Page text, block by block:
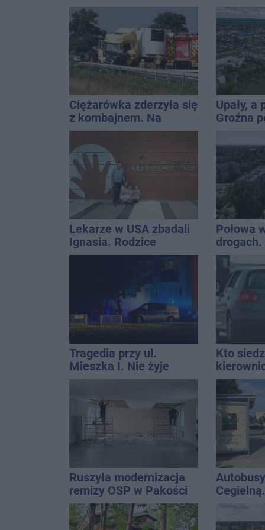
Znamy
Ciężarówka zderzyła się
z kombajnem. Na
miejsce leci śmigłowiec
LPR
Upały, a
Groźna
Lekarze w USA zbadali
Ignasia. Rodzice
przekazali wieści
Połowa
Tragedia przy ul.
Mieszka I. Nie żyje
osoba, która wypadła z
Kto
kolizji
Ruszyła modernizacja
remizy OSP w Pakości
remontu